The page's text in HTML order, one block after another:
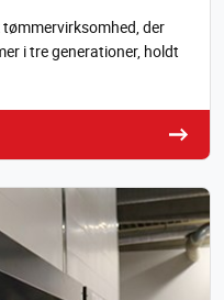
der
i tre generationer, holdt